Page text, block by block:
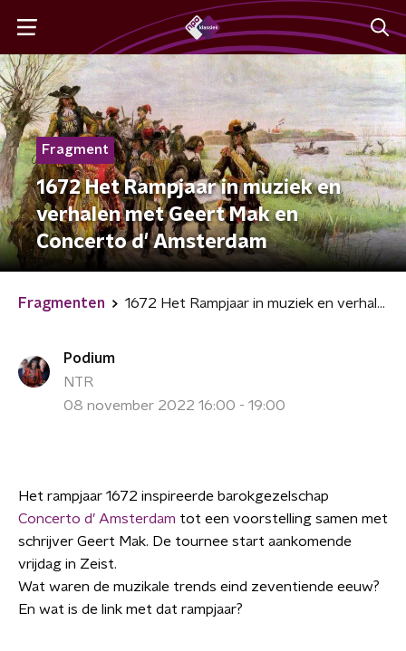
Fragment
1672 Het Rampjaar in muziek en
verhalen met Geert Mak en
Concerto d' Amsterdam
Fragmenten 1672 Het Rampjaar in muziek en verhalen met Geert Mak en Concerto d' Amsterdam
Podium
NTR
08 november 2022 16:00 - 19:00
Het rampjaar 1672 inspireerde barokgezelschap
Concerto d’ Amsterdam tot een voorstelling samen met
schrijver Geert Mak. De tournee start aankomende
vrijdag in Zeist.
Wat waren de muzikale trends eind zeventiende eeuw?
En wat is de link met dat rampjaar?